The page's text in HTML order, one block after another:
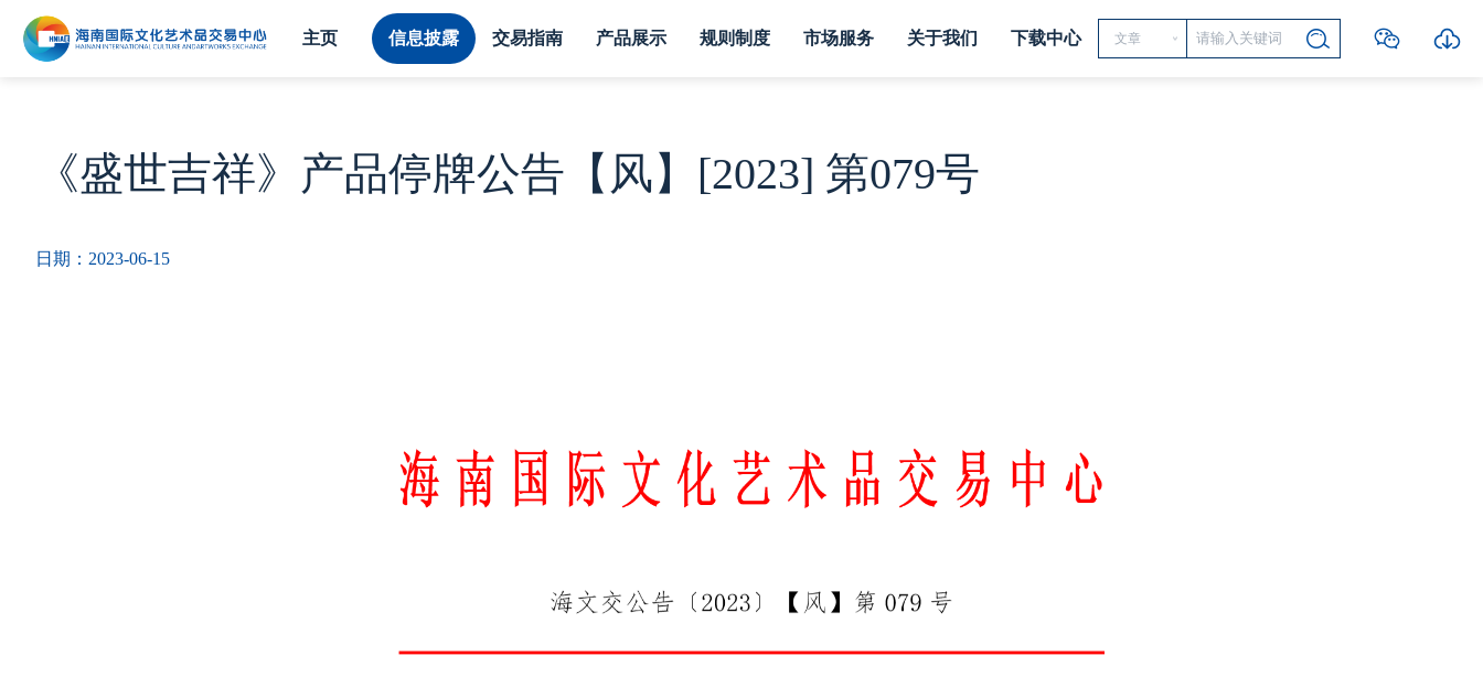
主页 信息披露 交易指南 产品展示 规则制度 市场服务 关于我们 下载中心 文章
《盛世吉祥》产品停牌公告【风】[2023] 第079号
日期：2023-06-15